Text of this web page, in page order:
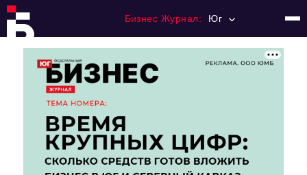
Бизнес Журнал: Юг
Франчайзинг
Номера журнала